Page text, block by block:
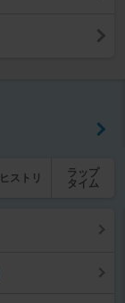
ヒストリ
ラップ
タイム